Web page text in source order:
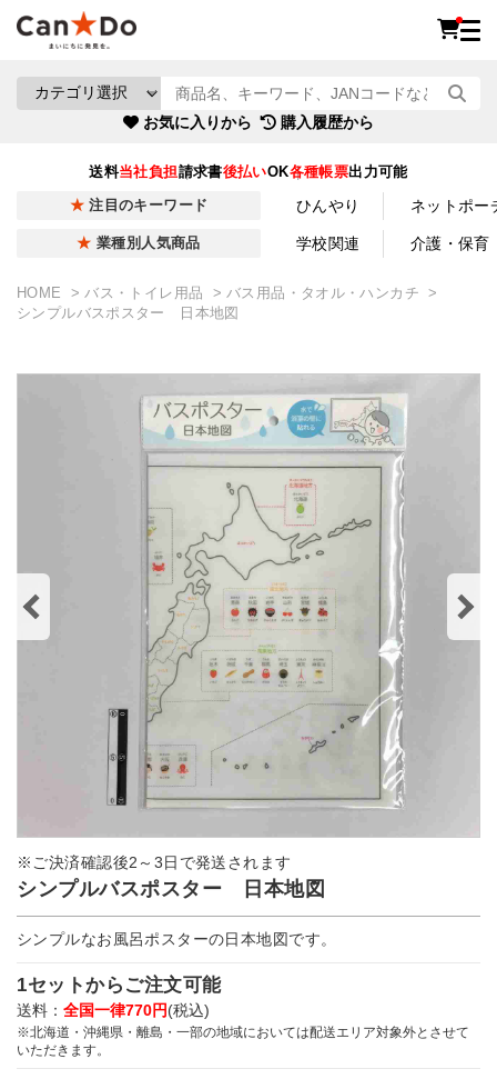
お気に入りから 購入履歴から
送料当社負担請求書後払いOK各種帳票出力可能
注目のキーワード ひんやり ネットポー
業種別人気商品 学校関連 介護・保育
HOME バス・トイレ用品
バス用品・タオル・ハンカチ
シンプルバスポスター 日本地図
※ご決済確認後2～3日で発送されます
シンプルバスポスター 日本地図
シンプルなお風呂ポスターの日本地図です。
1セットからご注文可能
送料： 全国一律770円(税込)
※北海道・沖縄県・離島・一部の地域においては配送エリア対象外とさせて
いただきます。